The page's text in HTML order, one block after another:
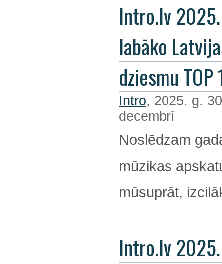
Intro.lv
labāko
dziesmu TOP
Intro, 2025. g.
decembrī
Noslēdzam
mūzikas
mūsuprāt,
Intro.lv